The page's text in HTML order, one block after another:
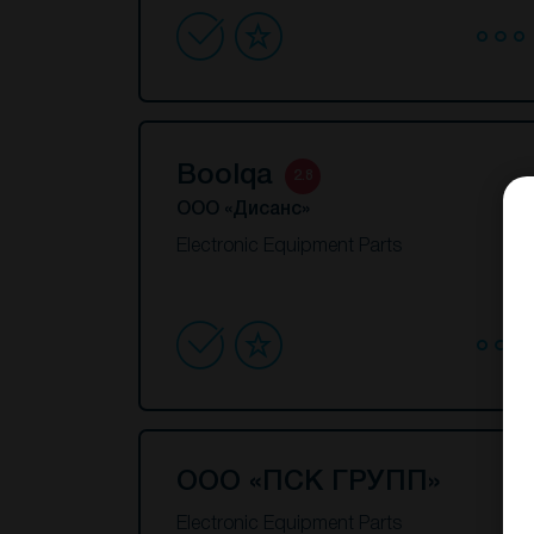
Boolqa
ООО «Дисанс»
Electronic Equipment Parts
ООО «ПСК ГРУПП»
Electronic Equipment Parts